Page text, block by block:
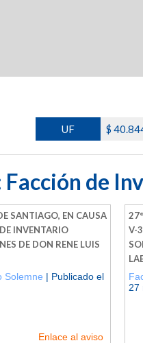
UF $
Facción de
SANTIAGO, EN CAUSA
INVENTARIO
DE DON RENE LUIS
Solemne | Publicado el
Enlace al aviso
V-
27